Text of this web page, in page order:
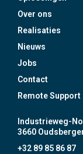
Over ons
Realisaties
Nieuws
Jobs
Contact
Remote Support
Industrieweg-
3660
+32 89 85 86 87